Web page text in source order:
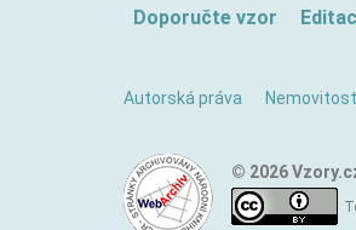
Doporučte vzor
Autorská práva
© 2026